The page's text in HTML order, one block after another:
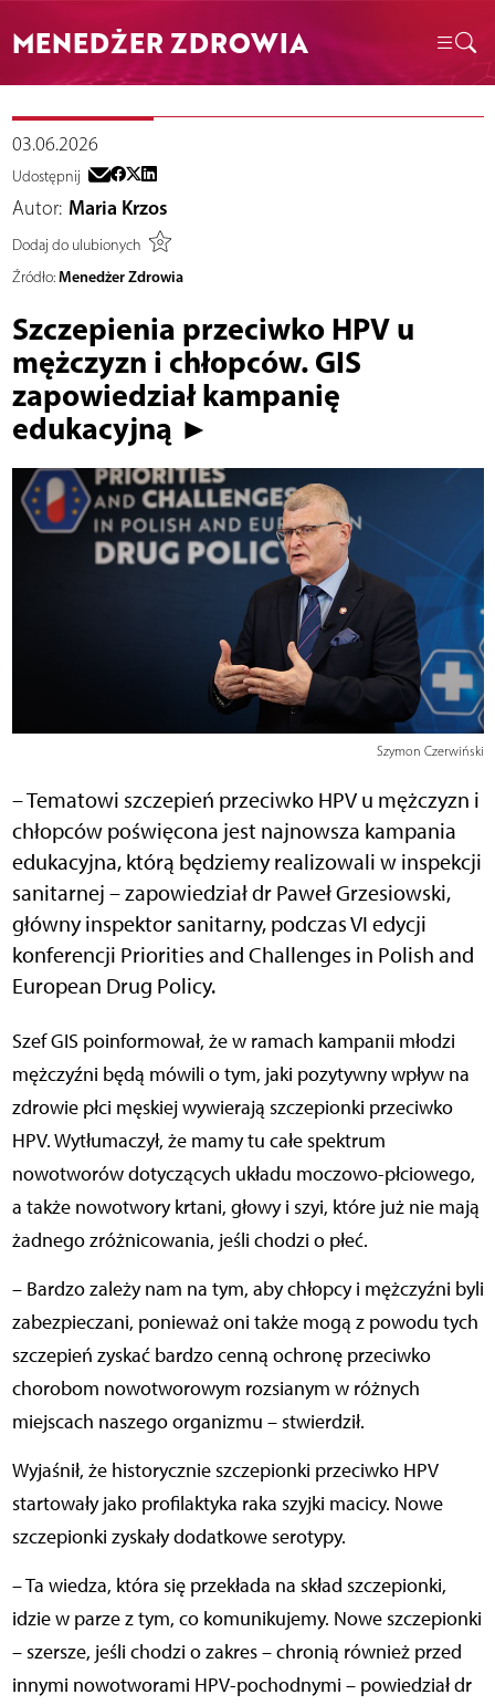
MENEDŻER ZDROWIA
03.06.2026
Udostępnij
Autor: Maria Krzos
Dodaj do ulubionych
Źródło: Menedżer Zdrowia
Szczepienia przeciwko HPV u
mężczyzn i chłopców. GIS
zapowiedział kampanię
edukacyjną ►
Szymon Czerwiński
– Tematowi szczepień przeciwko HPV u mężczyzn i
chłopców poświęcona jest najnowsza kampania
edukacyjna, którą będziemy realizowali w inspekcji
sanitarnej – zapowiedział dr Paweł Grzesiowski,
główny inspektor sanitarny, podczas VI edycji
konferencji Priorities and Challenges in Polish and
European Drug Policy.
Szef GIS poinformował, że w ramach kampanii młodzi
mężczyźni będą mówili o tym, jaki pozytywny wpływ na
zdrowie płci męskiej wywierają szczepionki przeciwko
HPV. Wytłumaczył, że mamy tu całe spektrum
nowotworów dotyczących układu moczowo-płciowego,
a także nowotwory krtani, głowy i szyi, które już nie mają
żadnego zróżnicowania, jeśli chodzi o płeć.
– Bardzo zależy nam na tym, aby chłopcy i mężczyźni byli
zabezpieczani, ponieważ oni także mogą z powodu tych
szczepień zyskać bardzo cenną ochronę przeciwko
chorobom nowotworowym rozsianym w różnych
miejscach naszego organizmu – stwierdził.
Wyjaśnił, że historycznie szczepionki przeciwko HPV
startowały jako profilaktyka raka szyjki macicy. Nowe
szczepionki zyskały dodatkowe serotypy.
– Ta wiedza, która się przekłada na skład szczepionki,
idzie w parze z tym, co komunikujemy. Nowe szczepionki
– szersze, jeśli chodzi o zakres – chronią również przed
innymi nowotworami HPV-pochodnymi – powiedział dr